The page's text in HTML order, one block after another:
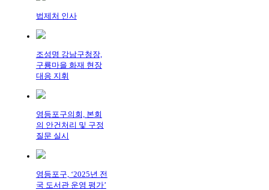
법제처 인사
조성명 강남구청장,
구룡마을 화재 현장
대응 지휘
영등포구의회, 본회
의 안건처리 및 구정
질문 실시
영등포구, ‘2025년 전
국 도서관 운영 평가’